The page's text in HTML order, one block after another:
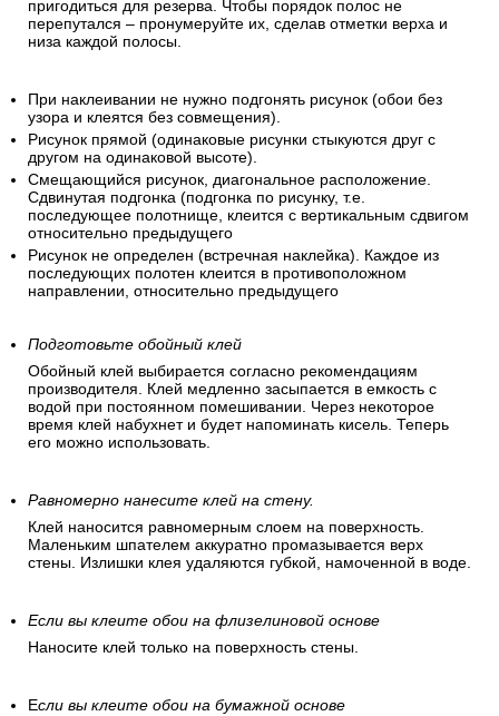
пригодиться для резерва. Чтобы порядок полос не
перепутался – пронумеруйте их, сделав отметки верха и
низа каждой полосы.
При наклеивании не нужно подгонять рисунок (обои без
узора и клеятся без совмещения).
Рисунок прямой (одинаковые рисунки стыкуются друг с
другом на одинаковой высоте).
Смещающийся рисунок, диагональное расположение.
Сдвинутая подгонка (подгонка по рисунку, т.е.
последующее полотнище, клеится с вертикальным сдвигом
относительно предыдущего
Рисунок не определен (встречная наклейка). Каждое из
последующих полотен клеится в противоположном
направлении, относительно предыдущего
Подготовьте обойный клей
Обойный клей выбирается согласно рекомендациям
производителя. Клей медленно засыпается в емкость с
водой при постоянном помешивании. Через некоторое
время клей набухнет и будет напоминать кисель. Теперь
его можно использовать.
Равномерно нанесите клей на стену.
Клей наносится равномерным слоем на поверхность.
Маленьким шпателем аккуратно промазывается верх
стены. Излишки клея удаляются губкой, намоченной в воде.
Если вы клеите обои на флизелиновой основе
Наносите клей только на поверхность стены.
Если вы клеите обои на бумажной основе